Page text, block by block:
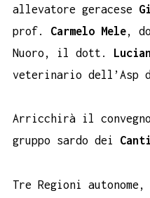
allevatore geracese
prof. Carmelo Mele,
Nuoro, il dott.
veterinario dell’Asp
Arricchirà il
gruppo sardo dei
Tre Regioni